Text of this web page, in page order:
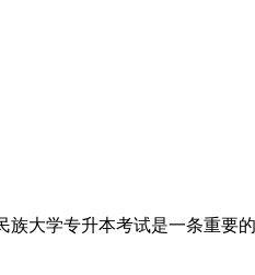
大学专升本考试是一条重